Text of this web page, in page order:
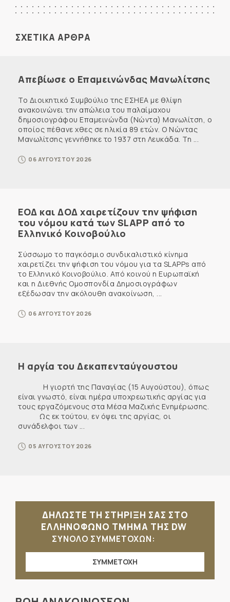
ΣΧΕΤΙΚΑ ΑΡΘΡΑ
Απεβίωσε ο Επαμεινώνδας Μανωλίτσης
Το Διοικητικό Συμβούλιο της ΕΣΗΕΑ με θλίψη
ανακοινώνει την απώλεια του παλαίμαχου
δημοσιογράφου Επαμεινώνδα (Νώντα) Μανωλίτση, ο
οποίος πέθανε χθες σε ηλικία 89 ετών. Ο Νώντας
Μανωλίτσης γεννήθηκε το 1937 στη Λευκάδα. Τη ...
06 ΑΥΓΟΥΣΤΟΥ 2026
ΕΟΔ και ΔΟΔ χαιρετίζουν την ψήφιση
του νόμου κατά των SLAPP από το
Ελληνικό Κοινοβούλιο
Σύσσωμο το παγκόσμιο συνδικαλιστικό κίνημα
χαιρετίζει την ψήφιση του νόμου για τα SLAPPs από
το Ελληνικό Κοινοβούλιο. Από κοινού η Ευρωπαϊκή
και η Διεθνής Ομοσπονδία Δημοσιογράφων
εξέδωσαν την ακόλουθη ανακοίνωση, ...
06 ΑΥΓΟΥΣΤΟΥ 2026
Η αργία του Δεκαπενταύγουστου
Η γιορτή της Παναγίας (15 Αυγούστου), όπως
είναι γνωστό, είναι ημέρα υποχρεωτικής αργίας για
τους εργαζόμενους στα Μέσα Μαζικής Ενημέρωσης.
Ως εκ τούτου, εν όψει της αργίας, οι
συνάδελφοι των ...
05 ΑΥΓΟΥΣΤΟΥ 2026
ΔΗΛΩΣΤΕ ΤΗ ΣΤΗΡΙΞΗ ΣΑΣ ΣΤΟ
ΕΛΛΗΝΟΦΩΝΟ ΤΜΗΜΑ ΤΗΣ DW
ΣΥΝΟΛΟ ΣΥΜΜΕΤΟΧΩΝ:
ΣΥΜΜΕΤΟΧΗ